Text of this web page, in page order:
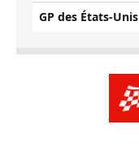
GP des États-Unis